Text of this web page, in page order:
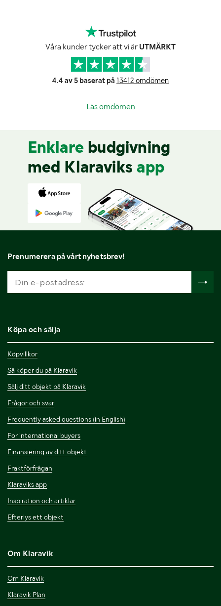
Våra kunder tycker att vi är UTMÄRKT
4.4 av 5 baserat på 13412 omdömen
Läs omdömen
Enklare budgivning
med Klaraviks app
Prenumerera på vårt nyhetsbrev!
Köpa och sälja
Köpvillkor
Så köper du på Klaravik
Sälj ditt objekt på Klaravik
Frågor och svar
Frequently asked questions (in English)
For international buyers
Finansiering av ditt objekt
Fraktförfrågan
Klaraviks app
Inspiration och artiklar
Efterlys ett objekt
Om Klaravik
Om Klaravik
Klaravik Plan